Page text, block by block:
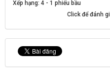
Xếp hạng: 4 - 1 phiếu bầu
Click để đánh